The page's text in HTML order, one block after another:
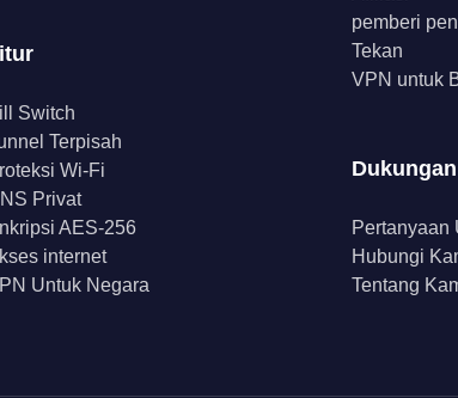
Switch
Terpisah
Wi-Fi
Privat
AES-256
internet
Untuk Negara
pemberi
Tekan
VPN untuk
Dukungan
Pertanyaan
Hubungi
Tentang